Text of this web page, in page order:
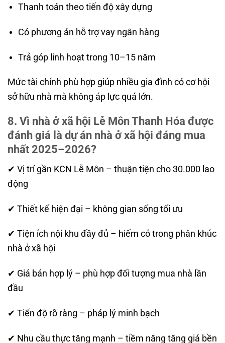
Thanh toán theo tiến độ xây dựng
Có phương án hỗ trợ vay ngân hàng
Trả góp linh hoạt trong 10–15 năm
Mức tài chính phù hợp giúp nhiều gia đình có cơ hội
sở hữu nhà mà không áp lực quá lớn.
8. Vì nhà ở xã hội Lễ Môn Thanh Hóa được
đánh giá là dự án nhà ở xã hội đáng mua
nhất 2025–2026?
✔ Vị trí gần KCN Lễ Môn – thuận tiện cho 30.000 lao
động
✔ Thiết kế hiện đại – không gian sống tối ưu
✔ Tiện ích nội khu đầy đủ – hiếm có trong phân khúc
nhà ở xã hội
✔ Giá bán hợp lý – phù hợp đối tượng mua nhà lần
đầu
✔ Tiến độ rõ ràng – pháp lý minh bạch
✔ Nhu cầu thực tăng mạnh – tiềm năng tăng giá bền